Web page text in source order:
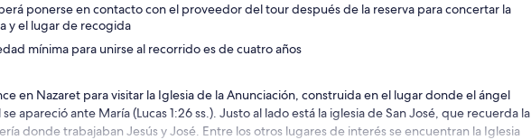
ponerse en contacto con el proveedor del tour después de la reserva para concertar la
y el lugar de recogida
mínima para unirse al recorrido es de cuatro años
en Nazaret para visitar la Iglesia de la Anunciación, construida en el lugar donde el ángel
apareció ante María (Lucas 1:26 ss.). Justo al lado está la iglesia de San José, que recuerda la
donde trabajaban Jesús y José. Entre los otros lugares de interés se encuentran la Iglesia